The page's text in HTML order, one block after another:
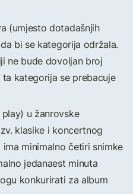
(umjesto dotadašnjih
bi se kategorija održala.
ne bude dovoljan broj
kategorija se prebacuje
u žanrovske
klasike i koncertnog
minimalno četiri snimke
jedanaest minuta
konkurirati za album